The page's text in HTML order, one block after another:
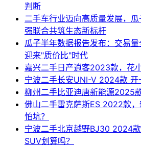
判断
二手车行业迈向高质量发展，
强联合共筑生态新标杆
瓜子半年数据报告发布：交易
迎来"质价比"时代
嘉兴二手日产逍客2023款，花
宁波二手长安UNI-V 2024款 开
柳州二手比亚迪唐新能源2025
佛山二手雷克萨斯ES 2022款
怕坑？
宁波二手北京越野BJ30 2024
SUV划算吗？